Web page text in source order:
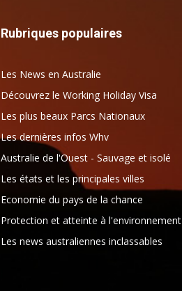
Rubriques populaires
Les News en Australie
Découvrez le Working Holiday Visa
Les plus beaux Parcs Nationaux
Les dernières infos Whv
Australie de l'Ouest - Sauvage et isolé
Les états et les principales villes
Economie du pays de la chance
Protection et atteinte à l'environnement
Les news australiennes inclassables